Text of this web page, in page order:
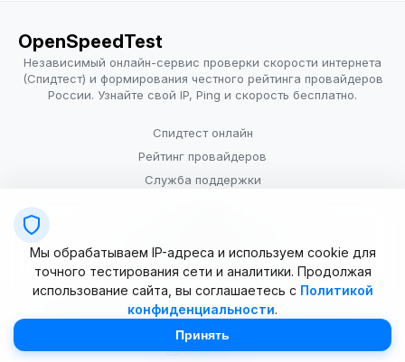
OpenSpeedTest
Независимый онлайн-сервис проверки скорости интернета
(Спидтест) и формирования честного рейтинга провайдеров
России. Узнайте свой IP, Ping и скорость бесплатно.
Спидтест онлайн
Рейтинг провайдеров
Служба поддержки
Условия использования
© 2025–2026 OpenSpeedTest (ИП Долматова В.В.). Все права
Мы обрабатываем IP-адреса и используем cookie для
точного тестирования сети и аналитики. Продолжая
использование сайта, вы соглашаетесь с Политикой
конфиденциальности.
Принять